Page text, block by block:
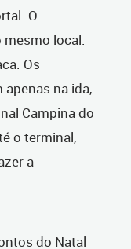
O
local.
Os
na ida,
Campina do
o terminal,
a
do Natal